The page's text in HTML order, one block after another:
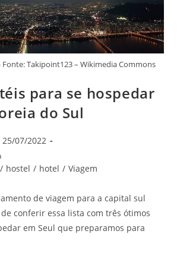
Fonte: Takipoint123 – Wikimedia Commons
para se hospedar
do Sul
25/07/2022
/ hostel / hotel / Viagem
de viagem para a capital sul
conferir essa lista com três ótimos
em Seul que preparamos para